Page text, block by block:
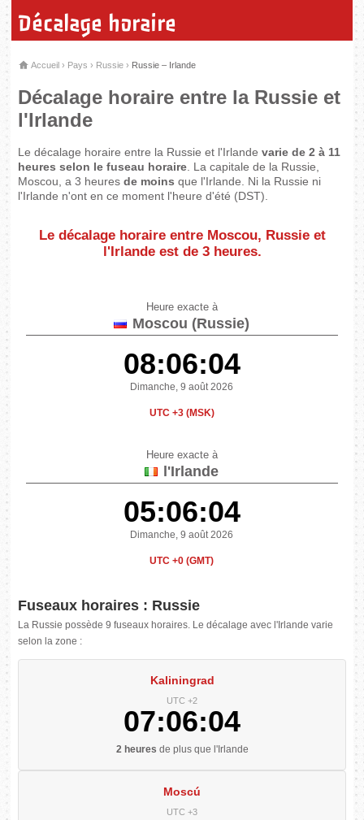
Décalage horaire
Accueil › Pays › Russie › Russie – Irlande
Décalage horaire entre la Russie et
l'Irlande
Le décalage horaire entre la Russie et l'Irlandevarie de 2 à 11
heures selon le fuseau horaire . La capitale de la Russie,
Moscou, a 3 heuresde moins que l'Irlande. Ni la Russie ni
l'Irlande n'ont en ce moment l'heure d'été (DST).
Le décalage horaire entre Moscou, Russie et
l'Irlande est de 3 heures.
Heure exacte à
Moscou (Russie)
08:06:05
Dimanche, 9 août 2026
UTC +3 (MSK)
Heure exacte à
l'Irlande
05:06:05
Dimanche, 9 août 2026
UTC +0 (GMT)
Fuseaux horaires : Russie
La Russie possède 9 fuseaux horaires. Le décalage avec l'Irlande varie
selon la zone :
Kaliningrad
UTC +2
07:06:05
2 heures de plus que l'Irlande
Moscú
UTC +3